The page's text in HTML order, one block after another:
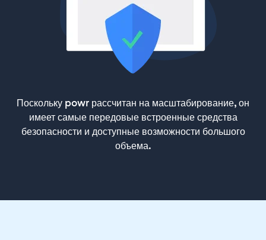
Поскольку powr рассчитан на масштабирование, он
имеет самые передовые встроенные средства
безопасности и доступные возможности большого
объема.